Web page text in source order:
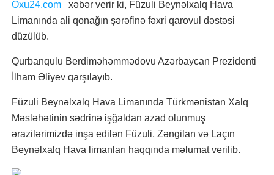
Oxu24.com
xəbər verir ki, Füzuli Beynəlxalq Hava
Limanında ali qonağın şərəfinə fəxri qarovul dəstəsi
düzülüb.
Qurbanqulu Berdiməhəmmədovu Azərbaycan Prezidenti
İlham Əliyev qarşılayıb.
Füzuli Beynəlxalq Hava Limanında Türkmənistan Xalq
Məsləhətinin sədrinə işğaldan azad olunmuş
ərazilərimizdə inşa edilən Füzuli, Zəngilan və Laçın
Beynəlxalq Hava limanları haqqında məlumat verilib.